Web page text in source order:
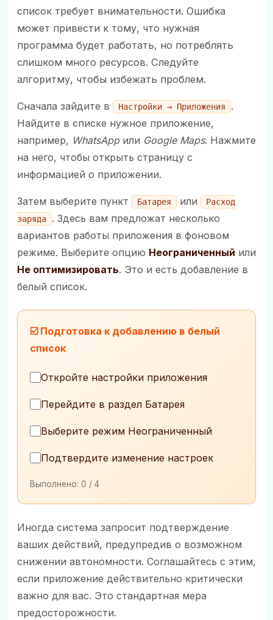
список требует внимательности. Ошибка
может привести к тому, что нужная
программа будет работать, но потреблять
слишком много ресурсов. Следуйте
алгоритму, чтобы избежать проблем.
Сначала зайдите в Настройки → Приложения
.
Найдите в списке нужное приложение,
например, WhatsAppили Google Maps. Нажмите
на него, чтобы открыть страницу с
информацией о приложении.
Затем выберите пункт Батарея или
Расход
заряда
. Здесь вам предложат несколько
вариантов работы приложения в фоновом
режиме. Выберите опцию Неограниченный или
Не оптимизировать. Это и есть добавление в
белый список.
☑️ Подготовка к добавлению в белый
список
Откройте настройки приложения
Перейдите в раздел Батарея
Выберите режим Неограниченный
Подтвердите изменение настроек
Выполнено: 0 / 4
Иногда система запросит подтверждение
ваших действий, предупредив о возможном
снижении автономности. Соглашайтесь с этим,
если приложение действительно критически
важно для вас. Это стандартная мера
предосторожности.